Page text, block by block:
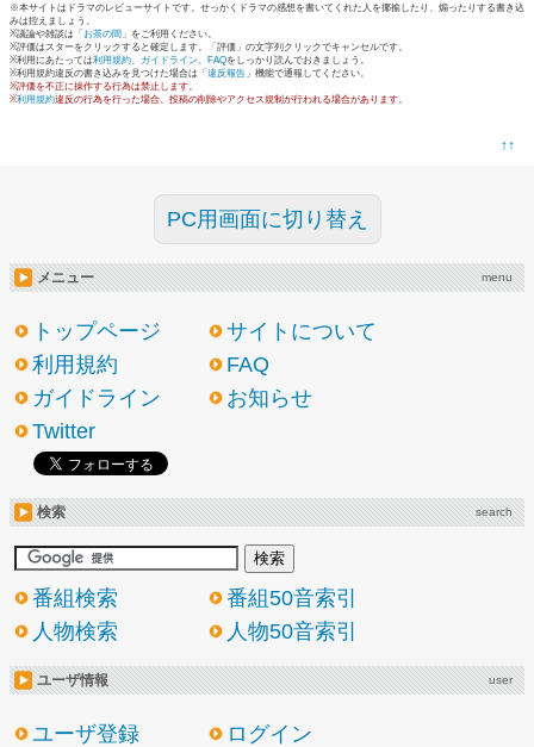
※本サイトはドラマのレビューサイトです。せっかくドラマの感想を書いてくれた人を揶揄したり、煽ったりする書き込
みは控えましょう。
※議論や雑談は「 お茶の間 」をご利用ください。
※評価はスターをクリックすると確定します。「評価」の文字列クリックでキャンセルです。
※利用にあたっては利用規約、 ガイドライン、 FAQをしっかり読んでおきましょう。
※利用規約違反の書き込みを見つけた場合は「 違反報告 」機能で通報してください。
※評価を不正に操作する行為は禁止します。
※利用規約違反の行為を行った場合、投稿の削除やアクセス規制が行われる場合があります。
↑↑
PC用画面に切り替え
メニュー menu
トップページ
サイトについて
利用規約
FAQ
ガイドライン
お知らせ
Twitter
検索 search
番組検索
番組50音索引
人物検索
人物50音索引
ユーザ情報 user
ユーザ登録 ログイン